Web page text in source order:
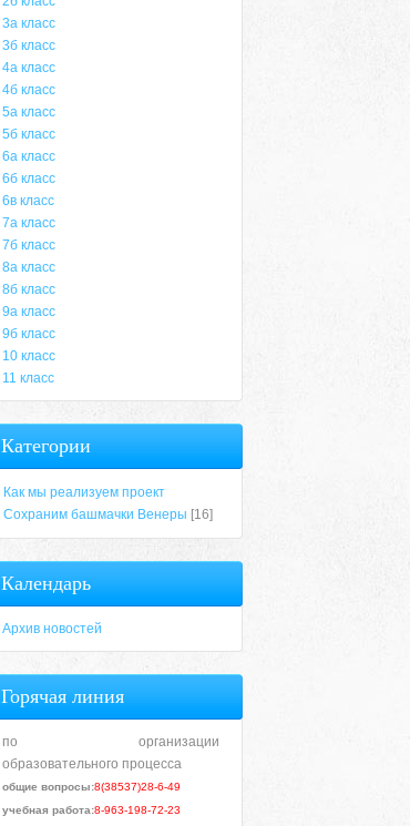
3а класс
3б класс
4а класс
4б класс
5а класс
5б класс
6а класс
6б класс
6в класс
7а класс
7б класс
8а класс
8б класс
9а класс
9б класс
10 класс
11 класс
Категории
Как мы реализуем проект
Сохраним башмачки Венеры [16]
Календарь
Архив новостей
Горячая линия
по организации
образовательного процесса
общие вопросы:8(38537)28-6-49
учебная работа:8-963-198-72-23